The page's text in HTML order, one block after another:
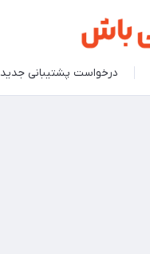
درخواست پشتیبانی جدید